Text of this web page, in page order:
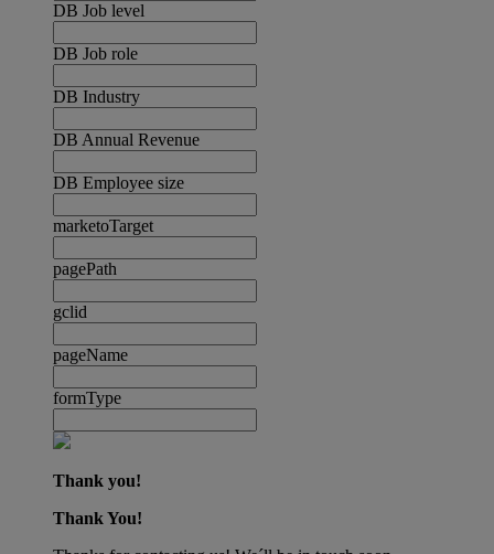
DB Job level
DB Job role
DB Industry
DB Annual Revenue
DB Employee size
marketoTarget
pagePath
gclid
pageName
formType
Thank you!
Thank You!